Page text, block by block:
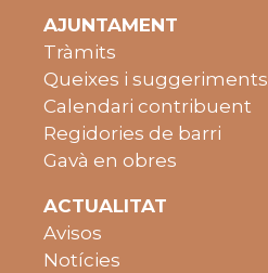
AJUNTAMENT
Tràmits
Queixes i suggeriments
Calendari contribuent
Regidories de barri
Gavà en obres
ACTUALITAT
Avisos
Notícies